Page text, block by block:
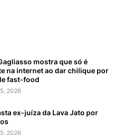
mostra que só é
na internet ao dar chilique por
fast-food
2026
ex-juíza da Lava Jato por
2026